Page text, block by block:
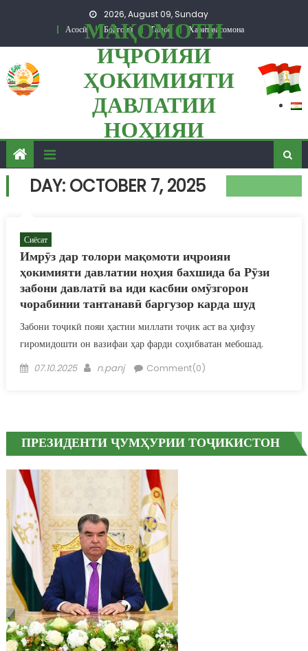
2026, August 09, Sunday
Асосӣ
Бойгонӣ Тамос Харитаи сомона
МАҚОМОТИ
ИҶРОИЯИ
ҲОКИМИЯТИ
ДАВЛАТИИ
НОҲИЯИ
DAY: OCTOBER 7, 2025
Сиёсат
Имрӯз дар толори мақомоти иҷроияи
ҳокимияти давлатии ноҳия бахшида ба Рӯзи
забони давлатӣ ва иди касбии омӯзгорон
чорабинии тантанавӣ баргузор карда шуд
Забони тоҷикӣ пояи ҳастии миллати тоҷик аст ва ҳифзу
гиромидошти он вазифаи ҳар фарди соҳибватан мебошад.
Posted on
07.10.2025 Author
n.panj Comment(0)
ПРЕЗИДЕНТИ ҶУМҲУРИИ ТОҶИКИСТОН